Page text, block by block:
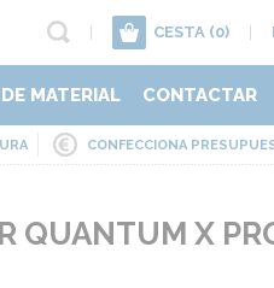
CESTA (0)
MATERIAL CONTACTAR
CONFECCIONA
QUANTUM X